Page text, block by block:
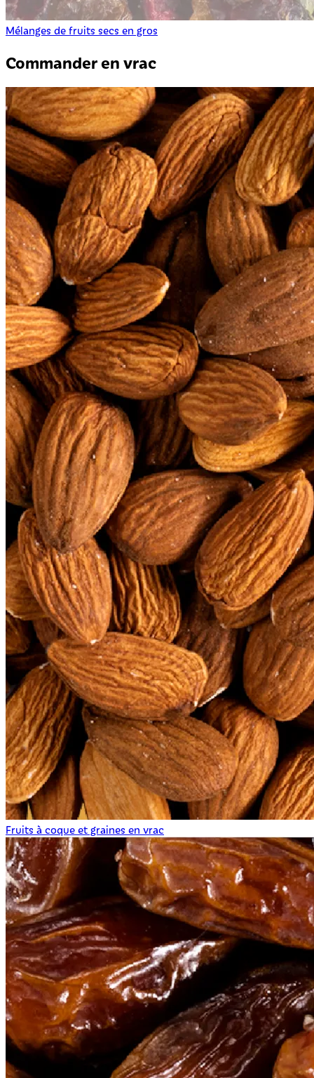
Mélanges de fruits secs en gros
Commander en vrac
Fruits à coque et graines en vrac